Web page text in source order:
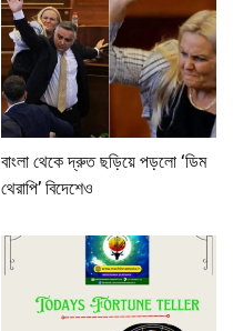
বাংলা থেকে দ্রুত ছড়িয়ে পড়লো ‘ডিম
থেরাপি’ বিদেশেও